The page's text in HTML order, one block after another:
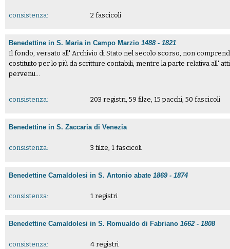
consistenza: 2 fascicoli
Benedettine in S. Maria in Campo Marzio1488 - 1821
Il fondo, versato all' Archivio di Stato nel secolo scorso, non
costituito per lo più da scritture contabili, mentre la parte relativa all'
pervenu...
consistenza: 203 registri, 59 filze, 15 pacchi, 50 fascicoli
Benedettine in S. Zaccaria di Venezia
consistenza: 3 filze, 1 fascicoli
Benedettine Camaldolesi in S. Antonio abate1869 - 1874
consistenza: 1 registri
Benedettine Camaldolesi in S. Romualdo di Fabriano1662 - 1808
consistenza: 4 registri